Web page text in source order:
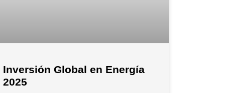
Inversión Global en Energía
2025